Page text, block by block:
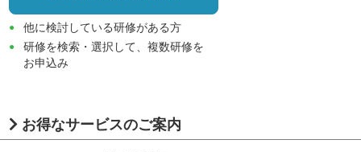
他に検討している研修がある方
研修を検索・選択して、複数研修を
お申込み
お得なサービスのご案内